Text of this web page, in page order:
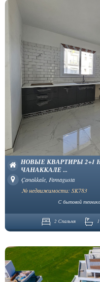
НОВЫЕ КВАРТИРЫ 2+1
ЧАНАККАЛЕ ...
Çanakkale, Famagusta
№ недвижимости: SK783
С бытовой
2 Спальня